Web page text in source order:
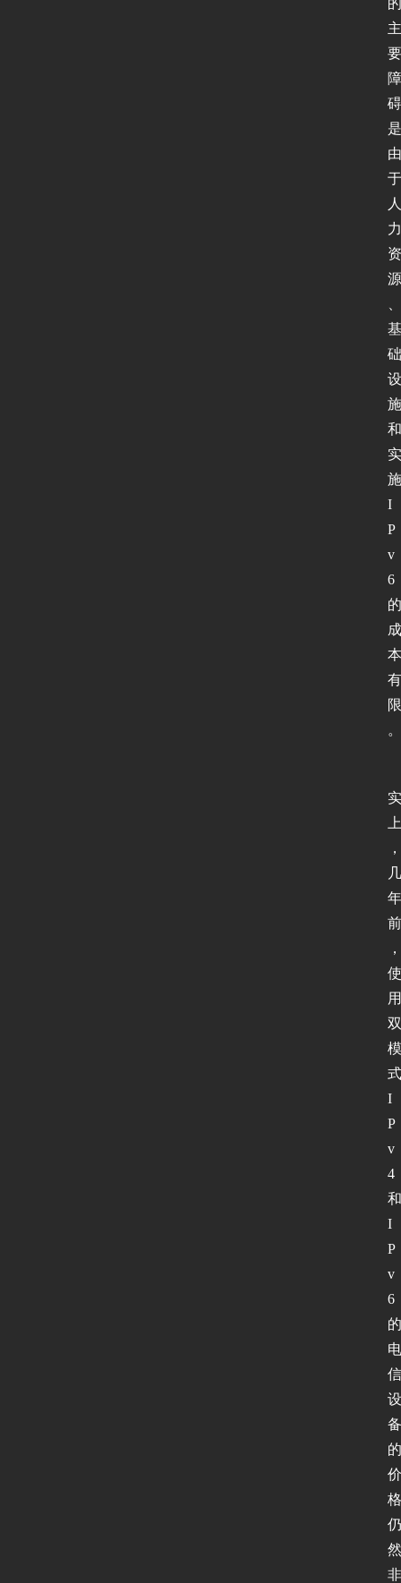
的
主
要
障
碍
是
由
于
人
力
资
源
基
础
设
施
和
实
施
I
P
v
6
的
成
本
有
限
。
实
上
，
几
年
前
，
使
用
双
模
式
I
P
v
4
和
I
P
v
6
的
电
信
设
备
的
价
格
仍
然
非